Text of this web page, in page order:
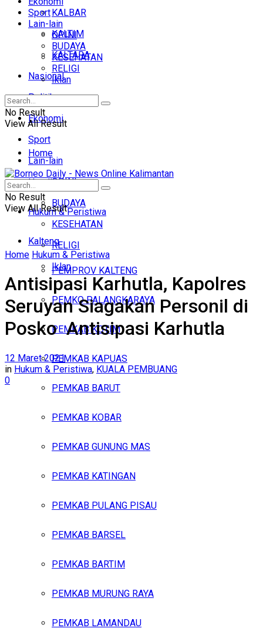
KALBAR
KALTIM
KALTARA
Nasional
Politik
Ekonomi
Sport
Lain-lain
OPINI
BUDAYA
KESEHATAN
RELIGI
Iklan
Jumat, Agustus 7, 2026
Sport
Lain-lain
OPINI
BUDAYA
KESEHATAN
RELIGI
Iklan
No Result
View All Result
Home
Headline
Hukum & Peristiwa
Kalteng
PEMPROV KALTENG
PEMKO PALANGKARAYA
PEMKAB KOTIM
PEMKAB KAPUAS
PEMKAB BARUT
PEMKAB KOBAR
PEMKAB GUNUNG MAS
PEMKAB KATINGAN
PEMKAB PULANG PISAU
PEMKAB BARSEL
PEMKAB BARTIM
PEMKAB MURUNG RAYA
PEMKAB LAMANDAU
No Result
View All Result
Home Hukum & Peristiwa
Antisipasi Karhutla, Kapolres
Seruyan Siagakan Personil di
Posko Antisipasi Karhutla
12 Maret 2021
in Hukum & Peristiwa, KUALA PEMBUANG
0